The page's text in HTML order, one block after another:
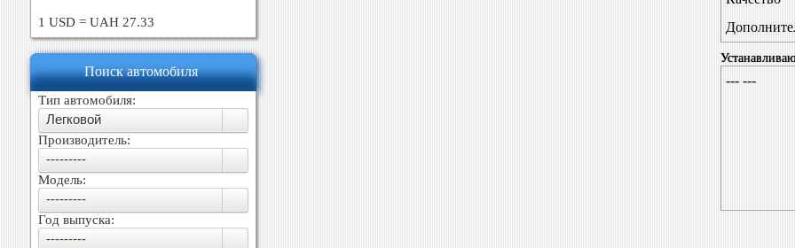
1 USD = UAH 27.33
Поиск автомобиля
Тип автомобиля:
Легковой
Производитель:
---------
Модель:
---------
Год выпуска:
---------
--- ---